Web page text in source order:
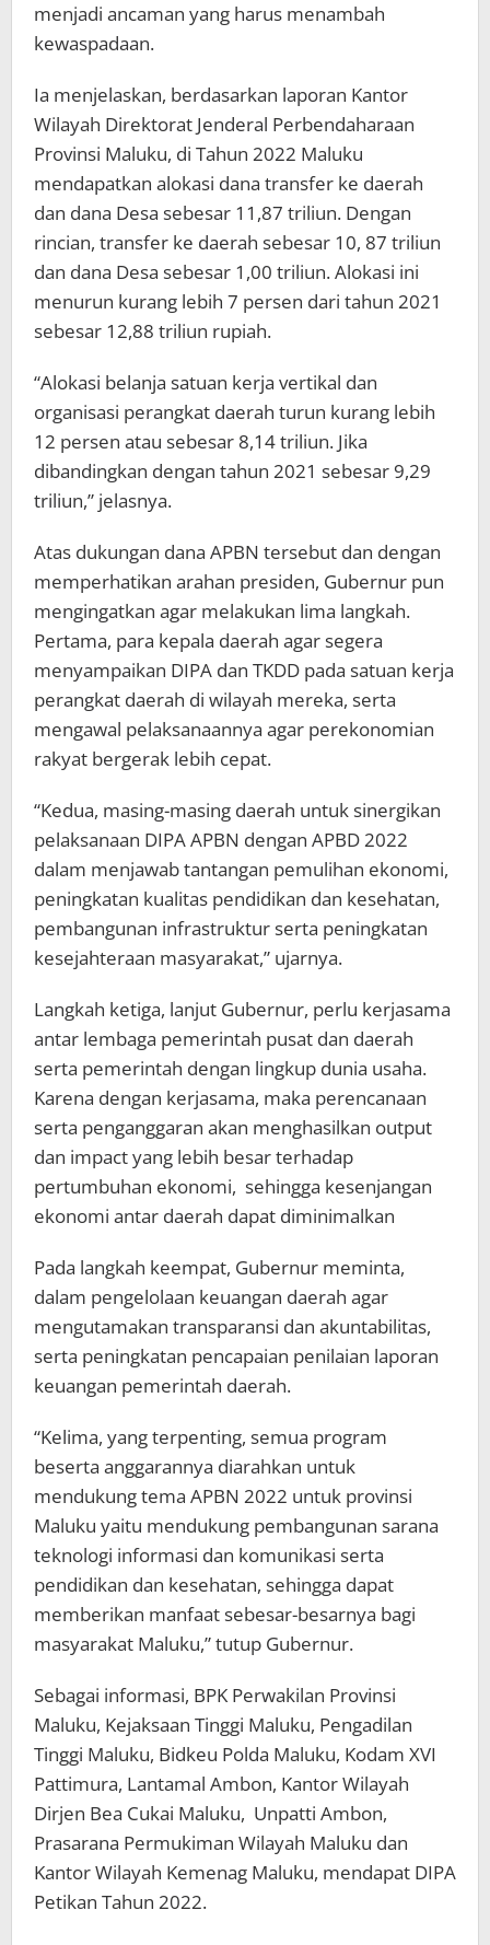
menjadi ancaman yang harus menambah
kewaspadaan.
Ia menjelaskan, berdasarkan laporan Kantor
Wilayah Direktorat Jenderal Perbendaharaan
Provinsi Maluku, di Tahun 2022 Maluku
mendapatkan alokasi dana transfer ke daerah
dan dana Desa sebesar 11,87 triliun. Dengan
rincian, transfer ke daerah sebesar 10, 87 triliun
dan dana Desa sebesar 1,00 triliun. Alokasi ini
menurun kurang lebih 7 persen dari tahun 2021
sebesar 12,88 triliun rupiah.
“Alokasi belanja satuan kerja vertikal dan
organisasi perangkat daerah turun kurang lebih
12 persen atau sebesar 8,14 triliun. Jika
dibandingkan dengan tahun 2021 sebesar 9,29
triliun,” jelasnya.
Atas dukungan dana APBN tersebut dan dengan
memperhatikan arahan presiden, Gubernur pun
mengingatkan agar melakukan lima langkah.
Pertama, para kepala daerah agar segera
menyampaikan DIPA dan TKDD pada satuan kerja
perangkat daerah di wilayah mereka, serta
mengawal pelaksanaannya agar perekonomian
rakyat bergerak lebih cepat.
“Kedua, masing-masing daerah untuk sinergikan
pelaksanaan DIPA APBN dengan APBD 2022
dalam menjawab tantangan pemulihan ekonomi,
peningkatan kualitas pendidikan dan kesehatan,
pembangunan infrastruktur serta peningkatan
kesejahteraan masyarakat,” ujarnya.
Langkah ketiga, lanjut Gubernur, perlu kerjasama
antar lembaga pemerintah pusat dan daerah
serta pemerintah dengan lingkup dunia usaha.
Karena dengan kerjasama, maka perencanaan
serta penganggaran akan menghasilkan output
dan impact yang lebih besar terhadap
pertumbuhan ekonomi, sehingga kesenjangan
ekonomi antar daerah dapat diminimalkan
Pada langkah keempat, Gubernur meminta,
dalam pengelolaan keuangan daerah agar
mengutamakan transparansi dan akuntabilitas,
serta peningkatan pencapaian penilaian laporan
keuangan pemerintah daerah.
“Kelima, yang terpenting, semua program
beserta anggarannya diarahkan untuk
mendukung tema APBN 2022 untuk provinsi
Maluku yaitu mendukung pembangunan sarana
teknologi informasi dan komunikasi serta
pendidikan dan kesehatan, sehingga dapat
memberikan manfaat sebesar-besarnya bagi
masyarakat Maluku,” tutup Gubernur.
Sebagai informasi, BPK Perwakilan Provinsi
Maluku, Kejaksaan Tinggi Maluku, Pengadilan
Tinggi Maluku, Bidkeu Polda Maluku, Kodam XVI
Pattimura, Lantamal Ambon, Kantor Wilayah
Dirjen Bea Cukai Maluku, Unpatti Ambon,
Prasarana Permukiman Wilayah Maluku dan
Kantor Wilayah Kemenag Maluku, mendapat DIPA
Petikan Tahun 2022.